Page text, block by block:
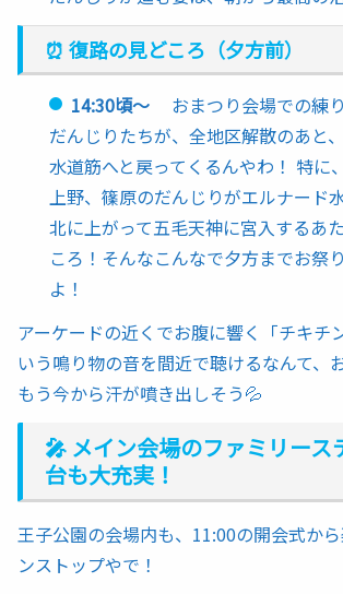
⏰ 復路の見どころ（夕方前）
14:30頃〜 おまつり会場での練
だんじりたちが、全地区解散のあと
水道筋へと戻ってくるんやわ！ 特に
上野、篠原のだんじりがエルナード
北に上がって五毛天神に宮入するあ
ころ！そんなこんなで夕方までお祭
よ！
アーケードの近くでお腹に響く「チキチ
いう鳴り物の音を間近で聴けるなんて、
もう今から汗が噴き出しそう💦
🎤 メイン会場のファミリース
台も大充実！
王子公園の会場内も、11:00の開会式か
ンストップやで！